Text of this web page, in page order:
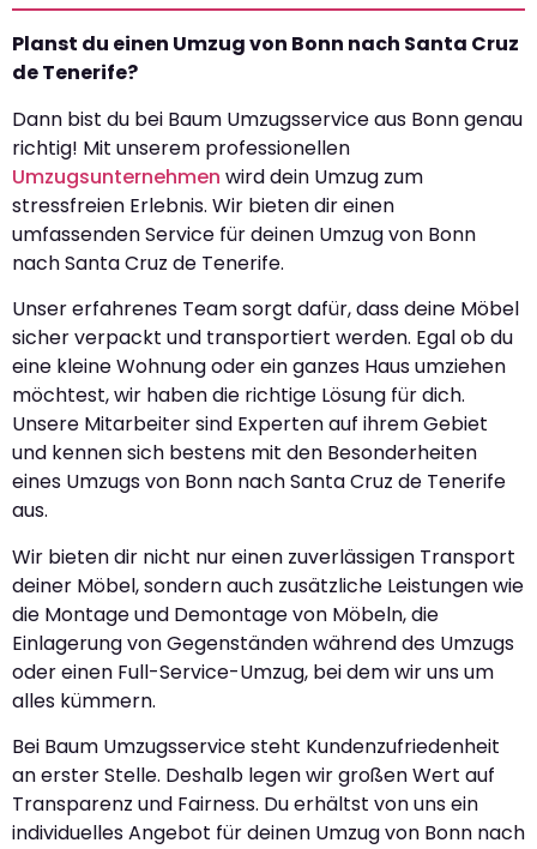
Planst du einen Umzug von Bonn nach Santa Cruz
de Tenerife?
Dann bist du bei Baum Umzugsservice aus Bonn genau
richtig! Mit unserem professionellen
Umzugsunternehmen wird dein Umzug zum
stressfreien Erlebnis. Wir bieten dir einen
umfassenden Service für deinen Umzug von Bonn
nach Santa Cruz de Tenerife.
Unser erfahrenes Team sorgt dafür, dass deine Möbel
sicher verpackt und transportiert werden. Egal ob du
eine kleine Wohnung oder ein ganzes Haus umziehen
möchtest, wir haben die richtige Lösung für dich.
Unsere Mitarbeiter sind Experten auf ihrem Gebiet
und kennen sich bestens mit den Besonderheiten
eines Umzugs von Bonn nach Santa Cruz de Tenerife
aus.
Wir bieten dir nicht nur einen zuverlässigen Transport
deiner Möbel, sondern auch zusätzliche Leistungen wie
die Montage und Demontage von Möbeln, die
Einlagerung von Gegenständen während des Umzugs
oder einen Full-Service-Umzug, bei dem wir uns um
alles kümmern.
Bei Baum Umzugsservice steht Kundenzufriedenheit
an erster Stelle. Deshalb legen wir großen Wert auf
Transparenz und Fairness. Du erhältst von uns ein
individuelles Angebot für deinen Umzug von Bonn nach